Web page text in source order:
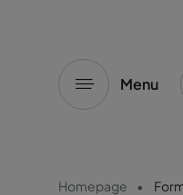
Menu
Homepage